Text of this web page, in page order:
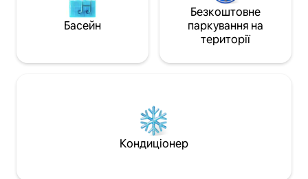
Басейн
Безкоштовне
паркування на
території
Кондиціонер